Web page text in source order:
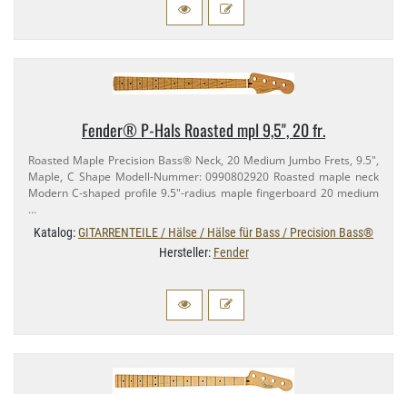
Fender® P-​Hals Roasted mpl 9,​5", 20 fr.
Roasted Maple Precision Bass® Neck, 20 Medium Jumbo Frets, 9.​5",
Maple, C Shape Modell-​Nummer: 0990802920 Roasted maple neck
Modern C-​shaped profile 9.​5"-​radius maple fingerboard 20 medium
…
Katalog:GITARRENTEILE / Hälse / Hälse für Bass / Precision Bass®
Hersteller: Fender